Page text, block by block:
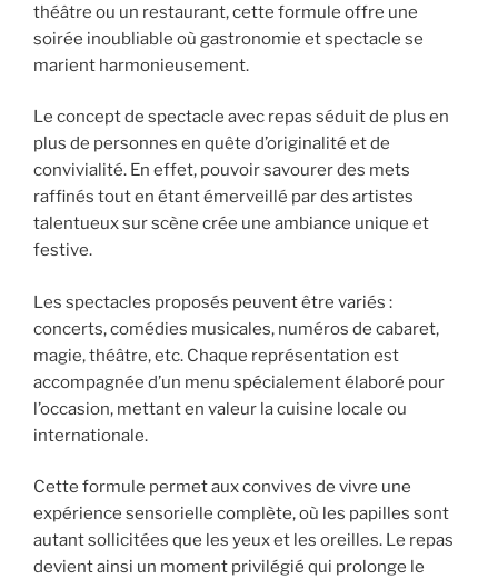
théâtre ou un restaurant, cette formule offre une
soirée inoubliable où gastronomie et spectacle se
marient harmonieusement.
Le concept de spectacle avec repas séduit de plus en
plus de personnes en quête d’originalité et de
convivialité. En effet, pouvoir savourer des mets
raffinés tout en étant émerveillé par des artistes
talentueux sur scène crée une ambiance unique et
festive.
Les spectacles proposés peuvent être variés :
concerts, comédies musicales, numéros de cabaret,
magie, théâtre, etc. Chaque représentation est
accompagnée d’un menu spécialement élaboré pour
l’occasion, mettant en valeur la cuisine locale ou
internationale.
Cette formule permet aux convives de vivre une
expérience sensorielle complète, où les papilles sont
autant sollicitées que les yeux et les oreilles. Le repas
devient ainsi un moment privilégié qui prolonge le